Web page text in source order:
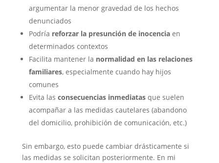
argumentar la menor gravedad de los hechos
denunciados
Podría reforzar la presunción de inocenciaen
determinados contextos
Facilita mantener la normalidad en las relaciones
familiares, especialmente cuando hay hijos
comunes
Evita las consecuencias inmediatasque suelen
acompañar a las medidas cautelares (abandono
del domicilio, prohibición de comunicación, etc.)
Sin embargo, esto puede cambiar drásticamente si
las medidas se solicitan posteriormente. En mi